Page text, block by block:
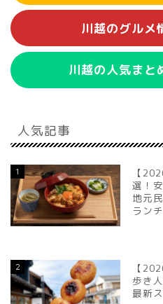
川越のグルメ
川越の人気まと
人気記事
1
【
選！
地元
ランチ
2
【
歩き
最新